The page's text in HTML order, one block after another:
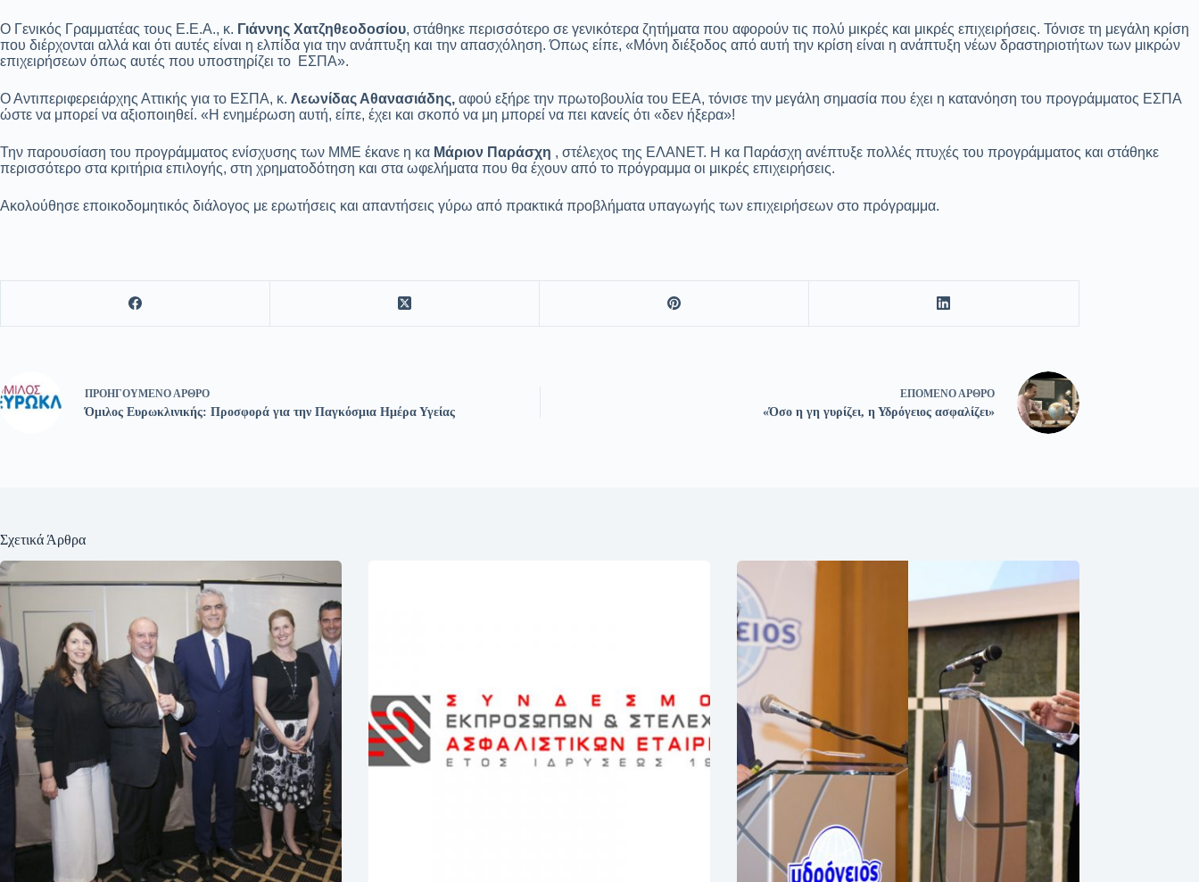
Ο Γενικός Γραμματέας τους Ε.Ε.Α., κ. Γιάννης Χατζηθεοδοσίου, στάθηκε περισσότερο σε γενικότερα ζητήματα που αφορούν τις πολύ μικρές και μικρές επιχειρήσεις. Τόνισε τη μεγάλη κρίση
που διέρχονται αλλά και ότι αυτές είναι η ελπίδα για την ανάπτυξη και την απασχόληση. Όπως είπε, «Μόνη διέξοδος από αυτή την κρίση είναι η ανάπτυξη νέων δραστηριοτήτων των μικρών
επιχειρήσεων όπως αυτές που υποστηρίζει το ΕΣΠΑ».
Ο Αντιπεριφερειάρχης Αττικής για το ΕΣΠΑ, κ. Λεωνίδας Αθανασιάδης, αφού εξήρε την πρωτοβουλία του ΕΕΑ, τόνισε την μεγάλη σημασία που έχει η κατανόηση του προγράμματος ΕΣΠΑ
ώστε να μπορεί να αξιοποιηθεί. «Η ενημέρωση αυτή, είπε, έχει και σκοπό να μη μπορεί να πει κανείς ότι «δεν ήξερα»!
Την παρουσίαση του προγράμματος ενίσχυσης των ΜΜΕ έκανε η κα Μάριον Παράσχη , στέλεχος της ΕΛΑΝΕΤ. Η κα Παράσχη ανέπτυξε πολλές πτυχές του προγράμματος και στάθηκε
περισσότερο στα κριτήρια επιλογής, στη χρηματοδότηση και στα ωφελήματα που θα έχουν από το πρόγραμμα οι μικρές επιχειρήσεις.
Ακολούθησε εποικοδομητικός διάλογος με ερωτήσεις και απαντήσεις γύρω από πρακτικά προβλήματα υπαγωγής των επιχειρήσεων στο πρόγραμμα.
ΠΡΟΗΓΟΎΜΕΝΟΆΡΘΡΟ
Όμιλος Ευρωκλινικής: Προσφορά για την Παγκόσμια Ημέρα Υγείας
ΕΠΌΜΕΝΟΆΡΘΡΟ
«Όσο η γη γυρίζει, η Υδρόγειος ασφαλίζει»
Σχετικά Άρθρα